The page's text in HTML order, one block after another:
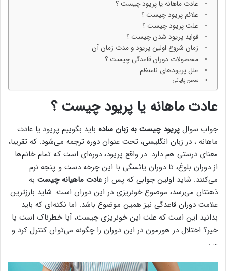
عادت ماهانه یا پریود چیست ؟
علائم پریود چیست ؟
علت پریود چیست ؟
فواید پریود شدن چیست ؟
زمان شروع اولین پریود و مدت زمان آن
محصولات دوران قاعدگی چیست ؟
علل پریودهای نامنظم
سخن پایانی
عادت ماهانه یا پریود چیست ؟
جواب سوال پریود چیست به زبان ساده باید بگوییم پریود یا عادت
ماهانه ، در زبان انگلیسی، تحت عنوان دوره ترجمه می‌شود. که تقریبا،
معنای درستی هم دارد. در واقع پریود، دوره‌ای است که تمام خانم‌ها
از دوران بلوغ، تا دوران یائسگی با این چرخه دست و پنجه نرم
می‌کنند. شاید اولین جوابی که پس از عادت ماهیانه چیست به
ذهنتان می‌رسد، موضوع خونریزی در این دوران است. شاید بارزترین
علامت دوران قاعدگی نیز همین موضوع باشد. اما نکته‌ای که باید
بدانید این است که علت این خونریزی چیست، آیا خطرناک است یا
خیر؟ اختلال در هورمون در این دوران را چگونه می‌توان کنترل کرد و
… .